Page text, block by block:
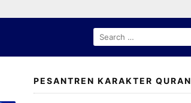
SEARCH
FOR:
PESANTREN KARAKTER QURAN